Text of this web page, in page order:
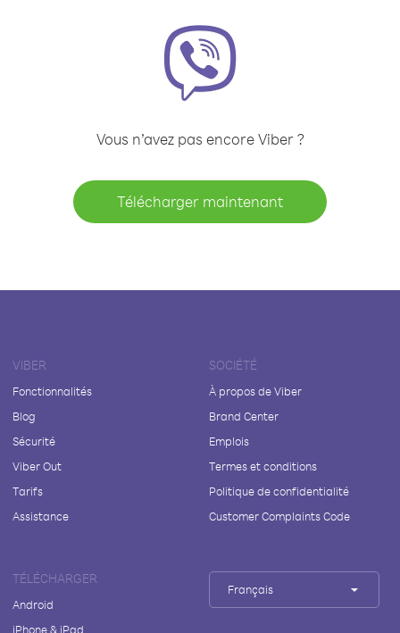
Vous n’avez pas encore Viber ?
Télécharger maintenant
VIBER
Fonctionnalités
Blog
Sécurité
Viber Out
Tarifs
Assistance
SOCIÉTÉ
À propos de Viber
Brand Center
Emplois
Termes et conditions
Politique de confidentialité
Customer Complaints Code
TÉLÉCHARGER
Android
iPhone & iPad
Français